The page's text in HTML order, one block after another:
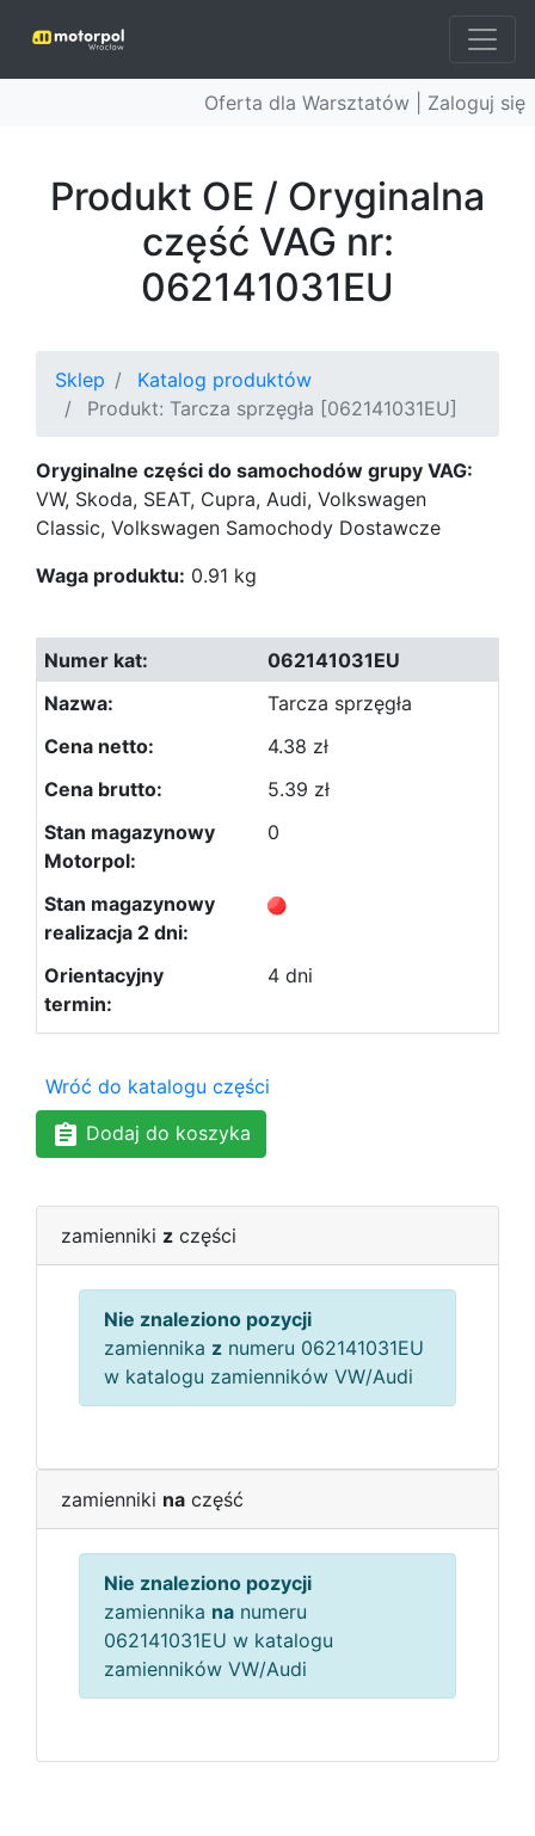
Oferta dla Warsztatów | Zaloguj się
Produkt OE / Oryginalna
część VAG nr:
062141031EU
Sklep
Katalog produktów
Produkt: Tarcza sprzęgła [062141031EU]
Oryginalne części do samochodów grupy VAG:
VW, Skoda, SEAT, Cupra, Audi, Volkswagen
Classic, Volkswagen Samochody Dostawcze
Waga produktu: 0.91 kg
062141031EU
Tarcza sprzęgła
4.38 zł
5.39 zł
0
4 dni
Wróć do katalogu części
Dodaj do koszyka
zamienniki z części
Nie znaleziono pozycji
zamiennika z numeru 062141031EU
w katalogu zamienników VW/Audi
zamienniki na część
Nie znaleziono pozycji
zamiennika na numeru
062141031EU w katalogu
zamienników VW/Audi